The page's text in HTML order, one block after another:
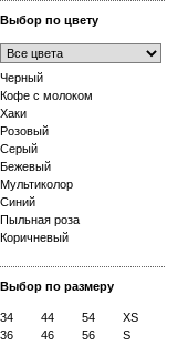
Выбор по цвету
Черный
Кофе с молоком
Хаки
Розовый
Серый
Бежевый
Мультиколор
Синий
Пыльная роза
Коричневый
Выбор по размеру
34 44 54
XS
36
46 56
S